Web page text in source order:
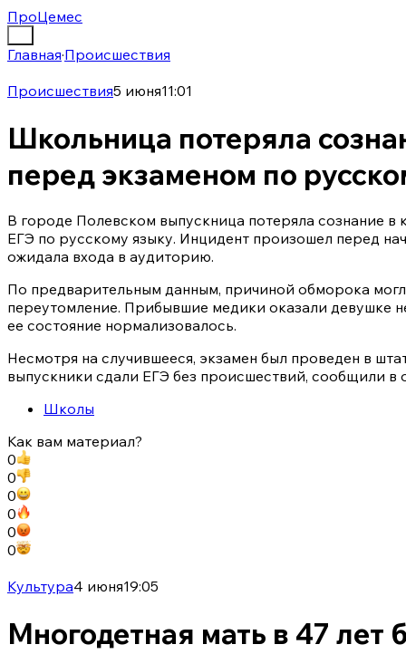
ПроЦемес
Главная·Происшествия
Происшествия5 июня11:01
Школьница потеряла
перед экзаменом по
В городе Полевском выпускница потеряла сознание
ЕГЭ по русскому языку. Инцидент произошел перед
ожидала входа в аудиторию.
По предварительным данным, причиной обморока
переутомление. Прибывшие медики оказали девушке
ее состояние нормализовалось.
Несмотря на случившееся, экзамен был проведен в
выпускники сдали ЕГЭ без происшествий, сообщили в
Школы
Как вам материал?
0
0
0
0
0
0
Культура4 июня19:05
Многодетная мать в 47 лет